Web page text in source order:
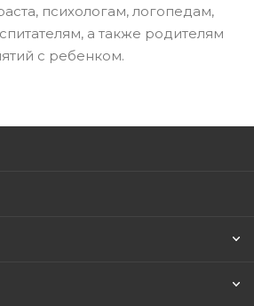
психологам, логопедам,
а также родителям
с ребенком.